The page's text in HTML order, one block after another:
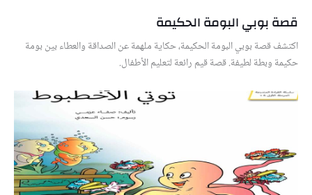
قصة بوبي البومة الحكيمة
اكتشف قصة بوبي البومة الحكيمة، حكاية ملهمة عن الصداقة والعطاء بين بومة
حكيمة وبطة لطيفة. قصة قيم رائعة لتعليم الأطفال.